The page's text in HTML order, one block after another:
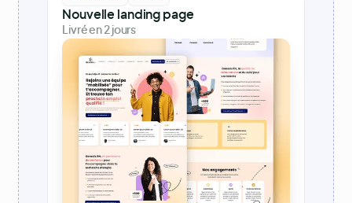
Nouvelle landing page
Livré en 2 jours